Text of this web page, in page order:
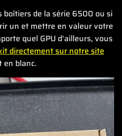
boîtiers de la série 6500 ou si
un et mettre en valeur votre
quel GPU d'ailleurs, vous
directement sur notre site
en blanc.